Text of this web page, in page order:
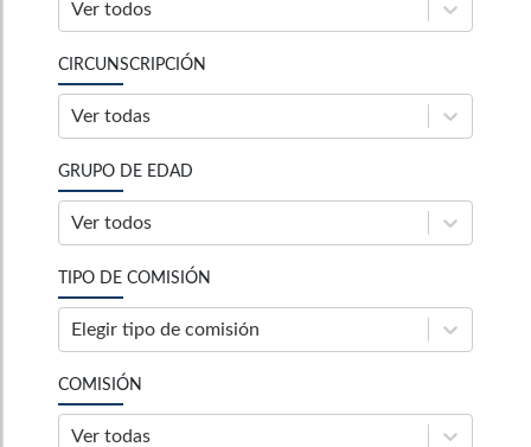
Ver todos
CIRCUNSCRIPCIÓN
Ver todas
GRUPO DE EDAD
Ver todos
TIPO DE COMISIÓN
Elegir tipo de comisión
COMISIÓN
Ver todas